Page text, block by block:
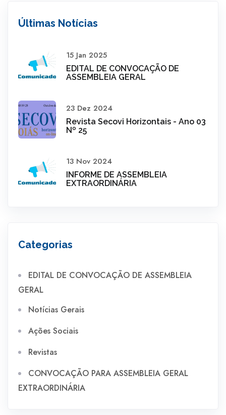
Últimas Notícias
15 Jan 2025
EDITAL DE CONVOCAÇÃO DE
ASSEMBLEIA GERAL
23 Dez 2024
Revista Secovi Horizontais - Ano 03
Nº 25
13 Nov 2024
INFORME DE ASSEMBLEIA
EXTRAORDINÁRIA
Categorias
EDITAL DE CONVOCAÇÃO DE ASSEMBLEIA
GERAL
Notícias Gerais
Ações Sociais
Revistas
CONVOCAÇÃO PARA ASSEMBLEIA GERAL
EXTRAORDINÁRIA